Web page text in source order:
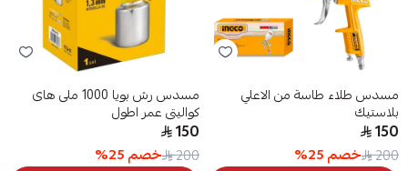
مسدس طلاء طاسة من الاعلي
بلاستيك
150
200 خصم25
%
مسدس رش بويا 1000 ملى هاى
كواليتى عمر اطول
150
200 خصم25
%